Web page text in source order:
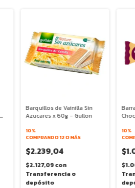
Barquillos de Vainilla Sin
Azucares x 60g - Gullon
10%
COMPRANDO 12 O MÁS
$2.239,04
$2.127,09con
Transferencia o
depósito
10%